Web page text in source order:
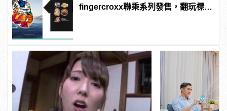
fingercroxx聯乘系列發售，翻玩標誌